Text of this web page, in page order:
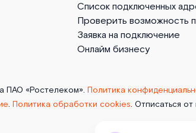
Список подключенных
Проверить возможность
Заявка на подключение
Онлайм бизнесу
ПАО «Ростелеком». Политика
. Политика обработки cookies. Отписаться